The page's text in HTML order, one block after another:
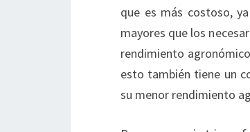
que es más costoso,
mayores que los
rendimiento
esto también tiene un
su menor rendimiento